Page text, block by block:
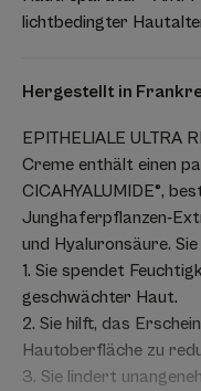
lichtbedingter
Hergestellt in
EPITHELIALE ULTRA
Creme enthält einen
CICAHYALUMIDE®,
Junghaferpflanzen-
und Hyaluronsäure.
1. Sie spendet
geschwächter Haut.
2. Sie hilft, das
Hautoberfläche zu
3. Sie lindert